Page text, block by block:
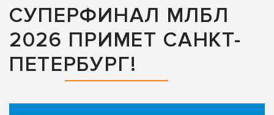
СУПЕРФИНАЛ МЛБЛ
2026 ПРИМЕТ САНКТ-
ПЕТЕРБУРГ!